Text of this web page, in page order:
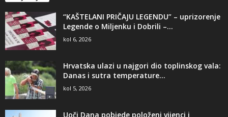
“KAŠTELANI PRIČAJU LEGENDU” – uprizorenje
Legende o Miljenku i Dobrili –...
kol 6, 2026
Hrvatska ulazi u najgori dio toplinskog vala:
Danas i sutra temperature...
kol 5, 2026
Uoči Dana pobjede položeni vijenci i